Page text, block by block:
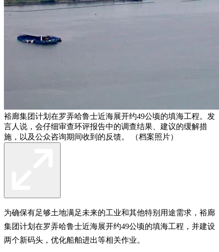
裕廊集团计划在罗弄哈鲁士近海展开约49公顷的填海工程。发
言人说，会仔细审查环评报告中的调查结果、建议的缓解措
施，以及公众咨询期间收到的反馈。 （档案照片）
为确保有足够土地满足未来的工业和其他特别用途需求，裕廊
集团计划在罗弄哈鲁士近海展开约49公顷的填海工程，并建设
两个新码头，优化船舶进出等相关作业。